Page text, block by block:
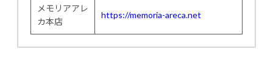
メモリアアレ
カ本店
https://memoria-areca.net